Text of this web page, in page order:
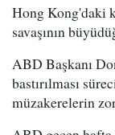
Hong Kong'daki
savaşının
ABD Başkanı
bastırılması
müzakerelerin